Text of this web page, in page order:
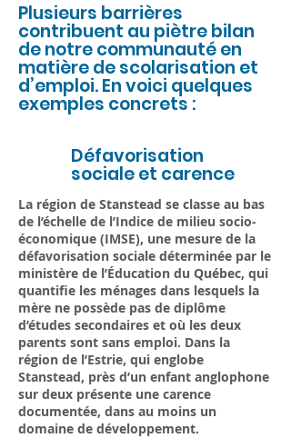
Plusieurs barrières
contribuent au piètre bilan
de notre communauté en
matière de scolarisation et
d’emploi. En voici quelques
exemples concrets :
Défavorisation
sociale et carence
La région de Stanstead se classe au bas
de l’échelle de l’Indice de milieu socio-
économique (IMSE), une mesure de la
défavorisation sociale déterminée par le
ministère de l’Éducation du Québec, qui
quantifie les ménages dans lesquels la
mère ne possède pas de diplôme
d’études secondaires et où les deux
parents sont sans emploi. Dans la
région de l’Estrie, qui englobe
Stanstead, près d’un enfant anglophone
sur deux présente une carence
documentée, dans au moins un
domaine de développement.